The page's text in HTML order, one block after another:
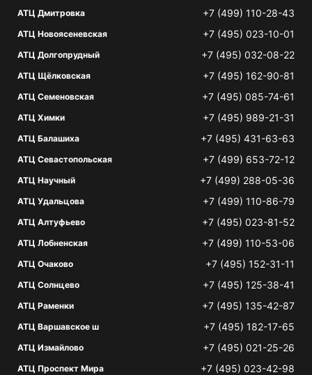
АТЦ Дмитровка +7 (499) 110-28-43
АТЦ Новоясеневская +7 (495) 023-10-01
АТЦ Долгопрудный +7 (495) 032-08-22
АТЦ Щёлковская +7 (495) 162-90-81
АТЦ Семеновская +7 (495) 085-74-61
АТЦ Химки +7 (495) 989-21-31
АТЦ Балашиха +7 (495) 431-63-63
АТЦ Севастопольская +7 (499) 653-72-12
АТЦ Научный +7 (499) 288-05-36
АТЦ Удальцова +7 (499) 110-86-79
АТЦ Алтуфьево +7 (495) 023-81-52
АТЦ Лобненская +7 (499) 110-53-06
АТЦ Очаково +7 (495) 152-31-11
АТЦ Солнцево +7 (495) 125-38-41
АТЦ Раменки +7 (495) 135-42-87
АТЦ Варшавское ш +7 (495) 182-17-65
АТЦ Измайлово +7 (495) 021-25-26
АТЦ Проспект Мира +7 (495) 023-42-98